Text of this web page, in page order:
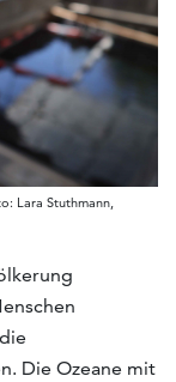
Lara Stuthmann,
Die Ozeane mit